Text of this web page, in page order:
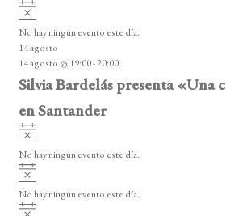
o
A
v
i
s
o
No hay ningún evento este día.
14 agosto
14 agosto @ 19:00-20:00
Silvia Bardelás presenta «Una
en Santander
A
v
i
o
No hay ningún evento este día.
A
v
i
No hay ningún evento este día.
A